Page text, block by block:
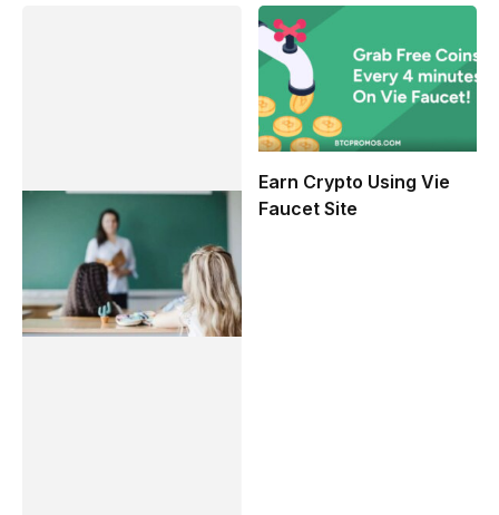
Earn Crypto Using Vie
Faucet Site